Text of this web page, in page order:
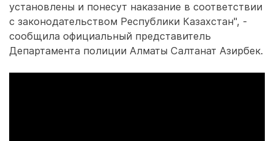
установлены и понесут наказание в соответствии
с законодательством Республики Казахстан", -
сообщила официальный представитель
Департамента полиции Алматы Салтанат Азирбек.